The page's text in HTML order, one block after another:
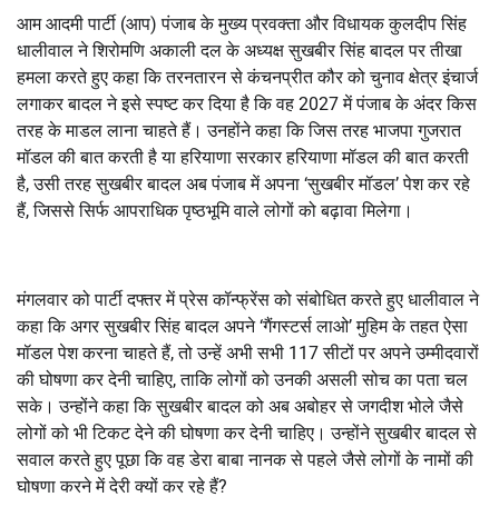
आम आदमी पार्टी (आप) पंजाब के मुख्य प्रवक्ता और विधायक कुलदीप सिंह
धालीवाल ने शिरोमणि अकाली दल के अध्यक्ष सुखबीर सिंह बादल पर तीखा
हमला करते हुए कहा कि तरनतारन से कंचनप्रीत कौर को चुनाव क्षेत्र इंचार्ज
लगाकर बादल ने इसे स्पष्ट कर दिया है कि वह 2027 में पंजाब के अंदर किस
तरह के माडल लाना चाहते हैं। उनहोंने कहा कि जिस तरह भाजपा गुजरात
मॉडल की बात करती है या हरियाणा सरकार हरियाणा मॉडल की बात करती
है, उसी तरह सुखबीर बादल अब पंजाब में अपना ‘सुखबीर मॉडल’ पेश कर रहे
हैं, जिससे सिर्फ आपराधिक पृष्ठभूमि वाले लोगों को बढ़ावा मिलेगा।
मंगलवार को पार्टी दफ्तर में प्रेस कॉन्फ्रेंस को संबोधित करते हुए धालीवाल ने
कहा कि अगर सुखबीर सिंह बादल अपने ‘गैंगस्टर्स लाओ’ मुहिम के तहत ऐसा
मॉडल पेश करना चाहते हैं, तो उन्हें अभी सभी 117 सीटों पर अपने उम्मीदवारों
की घोषणा कर देनी चाहिए, ताकि लोगों को उनकी असली सोच का पता चल
सके। उन्होंने कहा कि सुखबीर बादल को अब अबोहर से जगदीश भोले जैसे
लोगों को भी टिकट देने की घोषणा कर देनी चाहिए। उन्होंने सुखबीर बादल से
सवाल करते हुए पूछा कि वह डेरा बाबा नानक से पहले जैसे लोगों के नामों की
घोषणा करने में देरी क्यों कर रहे हैं?